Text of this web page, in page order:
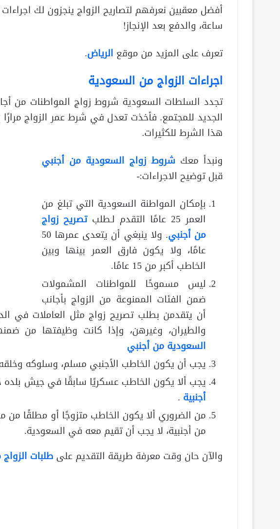
ساعة، والدفع بعد الإنجاز!
تعرف على المزيد من موقع الرياض.
اجراءات الزواج من السعودية
تجدد السلطات السعودية شروط زواج المواطنات من
الجديد للمجتمع. فأخذت تعدل في شرط عمر الزواج
هذا الشرط للكثيرات.
ونبدأ معك شروط زواج السعودية من أجنبي
قبل توضيح الاجراءات:-
بإمكان المواطنة السعودية التي تبلغ من
العمر 25 عامًا التقدم لـطلب
تصريح زواج
من أجنبي
. ولا ينبغي أن يتعدى عمرها 50
عامًا، ولا يكون فارق العمر بينها وبين
الخاطب أكبر من 15 عامًا.
ليس مسموحًا للمواطنات المشمولات
ضمن الفئات الممنوعة من الزواج بأجانب
أن يتقدمن بطلب تصريح زواج مثل العاملات في
والطيران، وغيرهن، وإذا كانت وظيفتها من
السعودية من أجنبي
يجب أن يكون الخاطب الأجنبي مسلم، وسلوكه وخلقه
يجب ألا يكون الخاطب عسكريًا سابقًا في جيش بلده
أجنبية .
من الضروري ألا يكون الخاطب متزوجًا أو مطلقًا من
من أجنبية، لا يجب أن تقيم معه في السعودية.
والآن حان وقت معرفة طريقة التقديم علىطلبات